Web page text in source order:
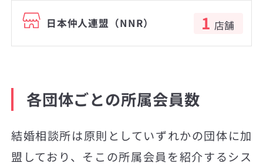
日本仲人連盟（NNR） 1 店舗
各団体ごとの所属会員数
結婚相談所は原則としていずれかの団体に加
盟しており、そこの所属会員を紹介するシス